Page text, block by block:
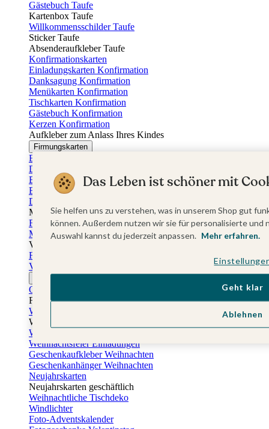
Gästebuch Taufe
Kartenbox Taufe
Willkommensschilder Taufe
Sticker Taufe
Absenderaufkleber Taufe
Konfirmationskarten
Einladungskarten Konfirmation
Danksagung Konfirmation
Menükarten Konfirmation
Tischkarten Konfirmation
Gästebuch Konfirmation
Kerzen Konfirmation
Aufkleber zum Anlass Ihres Kindes
Firmungskarten
Einladungskarten Firmung
Dankeskarten Firmung
Einschulungskarten
Einladungskarten Einschulung
Danksagung Einschulung
Muttertag
Fotogeschenke Muttertag
Muttertagskarten
Vatertag
Fotogeschenke Vatertag
Vatertagskarten
Ostern
Osterkarten
Fotogeschenke zu Ostern
Weihnachtskarten
Weihnachtskarten selbst gestalten
Weihnachtskarten geschäftlich
Weihnachtsfeier Einladungen
Geschenkaufkleber Weihnachten
Geschenkanhänger Weihnachten
Neujahrskarten
Neujahrskarten geschäftlich
Weihnachtliche Tischdeko
Windlichter
Foto-Adventskalender
Das Leben ist schöner mit
Sie helfen uns zu verstehen, was in unserem Shop gut
können. Außerdem nutzen wir sie für personalisierte
Auswahl kannst du jederzeit anpassen. Mehr erfahren.
Ablehnen
Geht klar